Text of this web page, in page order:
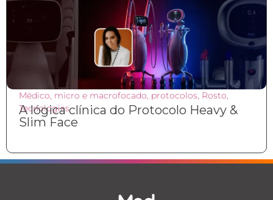
Médico, micro e macrofocado, protocolos, Rosto,
Tecnologias
A lógica clínica do Protocolo Heavy &
Slim Face